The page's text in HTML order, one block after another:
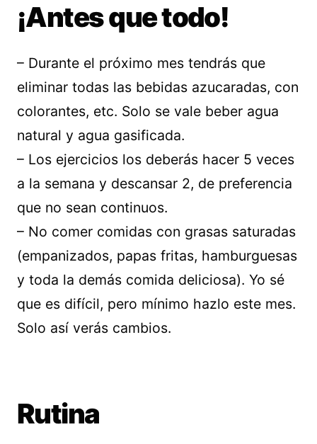
¡Antes que todo!
– Durante el próximo mes tendrás que
eliminar todas las bebidas azucaradas, con
colorantes, etc. Solo se vale beber agua
natural y agua gasificada.
– Los ejercicios los deberás hacer 5 veces
a la semana y descansar 2, de preferencia
que no sean continuos.
– No comer comidas con grasas saturadas
(empanizados, papas fritas, hamburguesas
y toda la demás comida deliciosa). Yo sé
que es difícil, pero mínimo hazlo este mes.
Solo así verás cambios.
Rutina